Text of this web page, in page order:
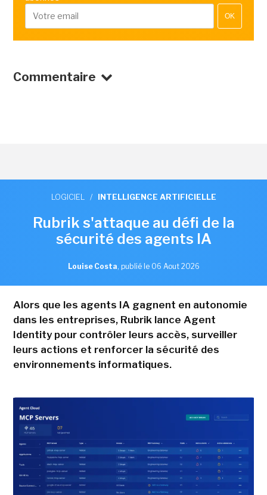
OK
Commentaire
LOGICIEL / INTELLIGENCE ARTIFICIELLE
Rubrik s'attaque au défi de la
sécurité des agents IA
Louise Costa, publié le 06 Aout 2026
Alors que les agents IA gagnent en autonomie
dans les entreprises, Rubrik lance Agent
Identity pour contrôler leurs accès, surveiller
leurs actions et renforcer la sécurité des
environnements informatiques.